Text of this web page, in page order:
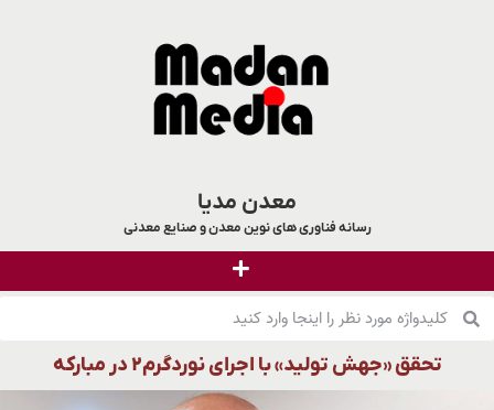
معدن مدیا
رسانه فناوری های نوین معدن و صنایع معدنی
تحقق «جهش تولید» با اجرای نوردگرم۲ در مبارکه